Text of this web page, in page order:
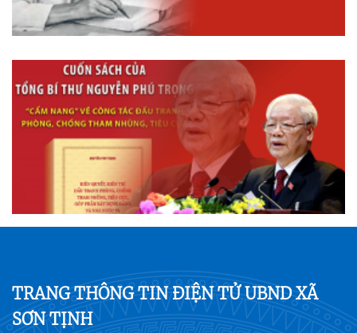
TRANG THÔNG TIN ĐIỆN TỬ UBND XÃ
SƠN TỊNH